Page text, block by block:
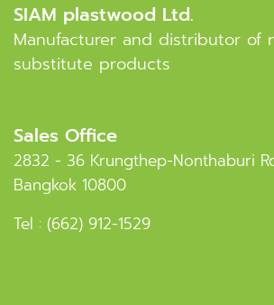
SIAM plastwood Ltd.
Manufacturer and distributor of
substitute products
Sales Office
2832 - 36 Krungthep-Nonthaburi
Bangkok 10800
Tel : (662) 912-1529